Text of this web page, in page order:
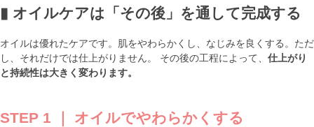
▮ オイルケアは「その後」を通して完成する
オイルは優れたケアです。肌をやわらかくし、なじみを良くする。ただ
し、それだけでは仕上がりません。 その後の工程によって、 仕上がり
と持続性は大きく変わります。
STEP 1 ｜ オイルでやわらかくする